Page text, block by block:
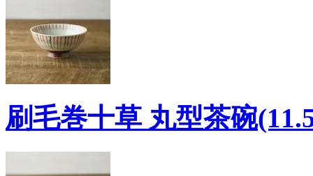
刷毛巻十草 丸型茶碗